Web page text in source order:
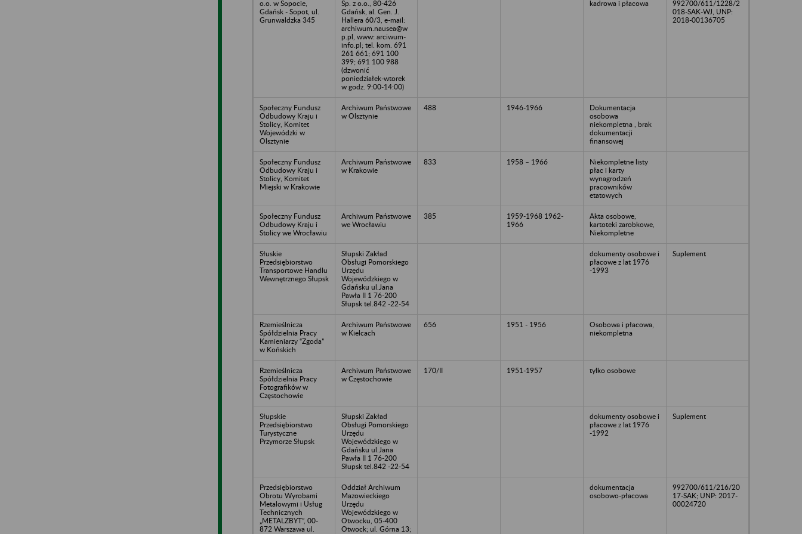
o.o. w Sopocie,
Gdańsk - Sopot, ul.
Grunwaldzka 345
Sp. z o.o., 80-426
Gdańsk, al. Gen. J.
Hallera 60/3, e-mail:
archiwum.nausea@w
p.pl, www: arciwum-
info.pl; tel. kom. 691
261 661; 691 100
399; 691 100 988
(dzwonić
poniedziałek-wtorek
w godz. 9:00-14:00)
kadrowa i płacowa
992700/611/1228/2
018-SAK-WJ, UNP:
2018-00136705
Społeczny Fundusz
Odbudowy Kraju i
Stolicy, Komitet
Wojewódzki w
Olsztynie
Archiwum Państwowe
w Olsztynie
488 1946-1966
Dokumentacja
osobowa
niekompletna , brak
dokumentacji
finansowej
Społeczny Fundusz
Odbudowy Kraju i
Stolicy, Komitet
Miejski w Krakowie
Archiwum Państwowe
w Krakowie
833 1958 – 1966
Niekompletne listy
płac i karty
wynagrodzeń
pracowników
etatowych
Społeczny Fundusz
Odbudowy Kraju i
Stolicy we Wrocławiu
Archiwum Państwowe
we Wrocławiu
385
1959-1968 1962-
1966
Akta osobowe,
kartoteki zarobkowe,
Niekompletne
Słuskie
Przedsiębiorstwo
Transportowe Handlu
Wewnętrznego Słupsk
Słupski Zakład
Obsługi Pomorskiego
Urzędu
Wojewódzkiego w
Gdańsku ul.Jana
Pawła II 1 76-200
Słupsk tel.842 -22-54
dokumenty osobowe i
płacowe z lat 1976
-1993
Suplement
Rzemieślnicza
Spółdzielnia Pracy
Kamieniarzy “Zgoda”
w Końskich
Archiwum Państwowe
w Kielcach
656 1951 - 1956
Osobowa i płacowa,
niekompletna
Rzemieślnicza
Spółdzielnia Pracy
Fotografików w
Częstochowie
Archiwum Państwowe
w Częstochowie
170/II 1951-1957 tylko osobowe
Słupskie
Przedsiębiorstwo
Turystyczne
Przymorze Słupsk
Słupski Zakład
Obsługi Pomorskiego
Urzędu
Wojewódzkiego w
Gdańsku ul.Jana
Pawła II 1 76-200
Słupsk tel.842 -22-54
dokumenty osobowe i
płacowe z lat 1976
-1992
Suplement
Przedsiębiorstwo
Obrotu Wyrobami
Metalowymi i Usług
Technicznych
„METALZBYT”, 00-
872 Warszawa ul.
Oddział Archiwum
Mazowieckiego
Urzędu
Wojewódzkiego w
Otwocku, 05-400
Otwock; ul. Górna 13;
dokumentacja
osobowo-płacowa
992700/611/216/20
17-SAK; UNP: 2017-
00024720